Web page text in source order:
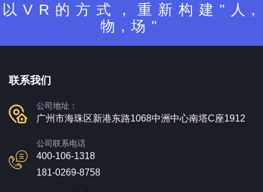
以VR的方式，重新构建"人,
物,场"
联系我们
公司地址：
广州市海珠区新港东路1068中洲中心南塔C座1912
公司联系电话
400-106-1318
181-0269-8758